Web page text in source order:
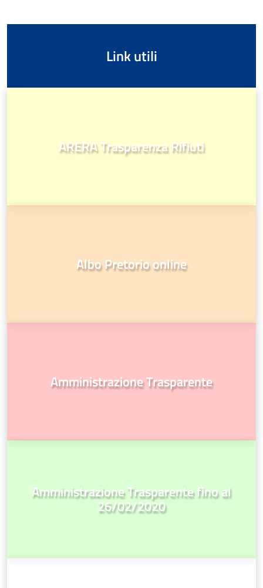
Link utili
ARERA Trasparenza Rifiuti
Albo Pretorio online
Amministrazione Trasparente
Amministrazione Trasparente fino al
26/02/2020